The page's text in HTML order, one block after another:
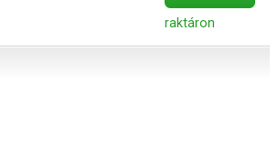
raktáron